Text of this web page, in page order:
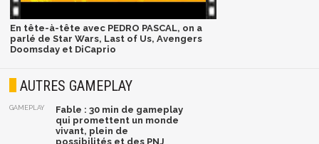
En tête-à-tête avec PEDRO PASCAL, on a
parlé de Star Wars, Last of Us, Avengers
Doomsday et DiCaprio
AUTRES GAMEPLAY
GAMEPLAY
Fable : 30 min de gameplay
qui promettent un monde
vivant, plein de
possibilités et des PNJ